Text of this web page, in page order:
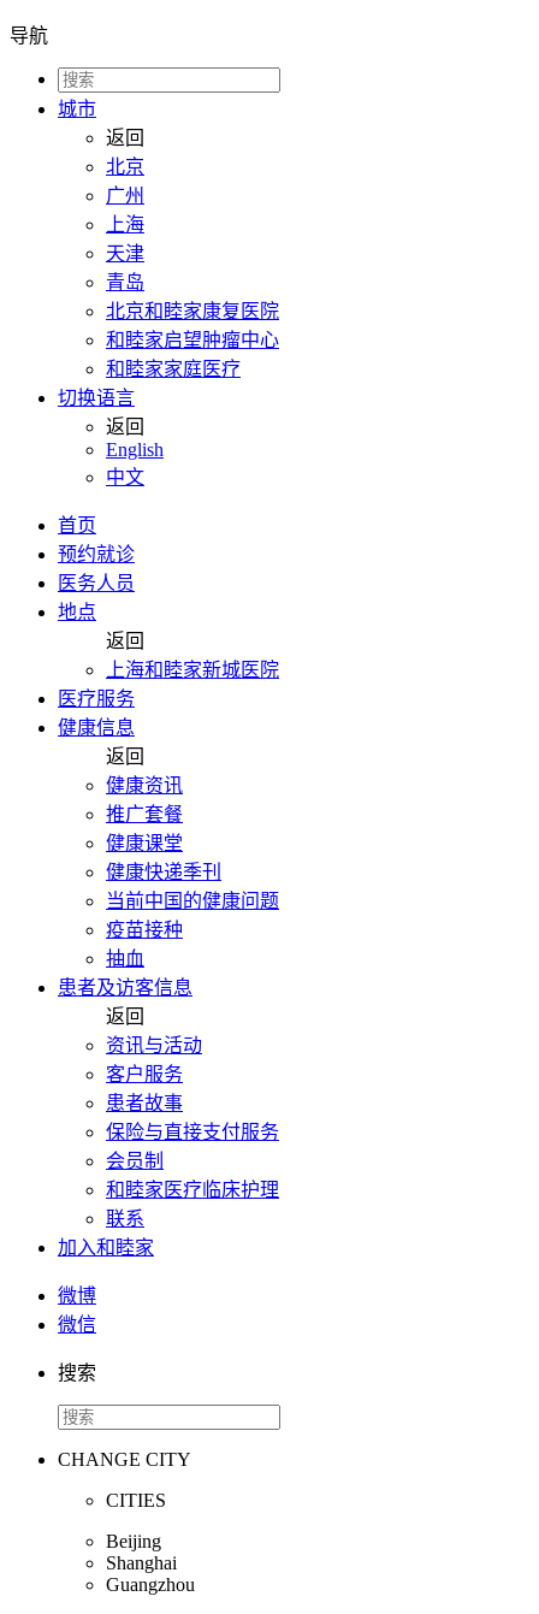
导航
城市
返回
北京
广州
上海
天津
青岛
北京和睦家康复医院
和睦家启望肿瘤中心
和睦家家庭医疗
切换语言
返回
English
中文
首页
预约就诊
医务人员
地点
返回
上海和睦家新城医院
医疗服务
健康信息
返回
健康资讯
推广套餐
健康课堂
健康快递季刊
当前中国的健康问题
疫苗接种
抽血
患者及访客信息
返回
资讯与活动
客户服务
患者故事
保险与直接支付服务
会员制
和睦家医疗临床护理
联系
加入和睦家
微博
微信
搜索
CHANGE CITY
CITIES
Beijing
Shanghai
Guangzhou